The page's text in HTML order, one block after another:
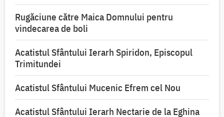
Rugăciune către Maica Domnului pentru
vindecarea de boli
Acatistul Sfântului Ierarh Spiridon, Episcopul
Trimitundei
Acatistul Sfântului Mucenic Efrem cel Nou
Acatistul Sfântului Ierarh Nectarie de la Eghina